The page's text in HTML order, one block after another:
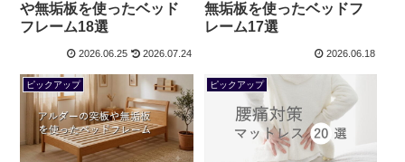
や無垢板を使ったベッド
フレーム18選
2026.06.25 2026.07.24
無垢板を使ったベッドフ
レーム17選
2026.06.18
ピックアップ ピックアップ